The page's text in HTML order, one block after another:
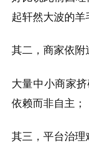
起轩然大波的
其二，商家依附
大量中小商家
依赖而非自主；
其三，平台治理